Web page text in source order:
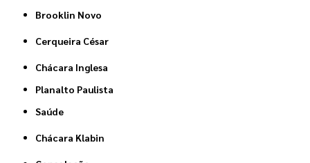
Brooklin Novo
Cerqueira César
Chácara Inglesa
Planalto Paulista
Saúde
Chácara Klabin